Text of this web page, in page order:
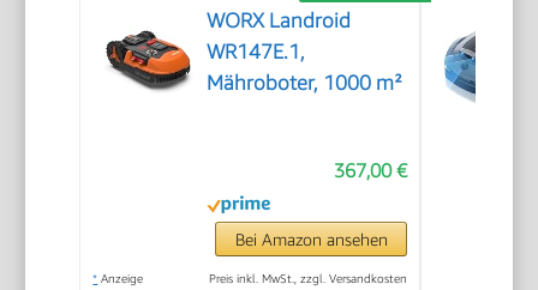
WORX Landroid
WR147E.1,
Mähroboter, 1000 m²
367,00 €
Bei Amazon ansehen
* Anzeige Preis inkl. MwSt., zzgl. Versandkosten